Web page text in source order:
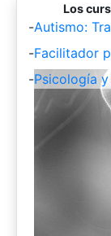
Los
-Autismo:
-Facilitador
-Psicología